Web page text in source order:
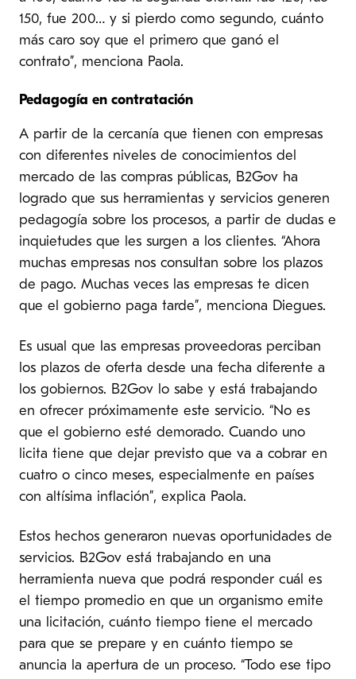
150, fue 200… y si pierdo como segundo, cuánto
más caro soy que el primero que ganó el
contrato”, menciona Paola.
Pedagogía en contratación
A partir de la cercanía que tienen con empresas
con diferentes niveles de conocimientos del
mercado de las compras públicas, B2Gov ha
logrado que sus herramientas y servicios generen
pedagogía sobre los procesos, a partir de dudas e
inquietudes que les surgen a los clientes. “Ahora
muchas empresas nos consultan sobre los plazos
de pago. Muchas veces las empresas te dicen
que el gobierno paga tarde”, menciona Diegues.
Es usual que las empresas proveedoras perciban
los plazos de oferta desde una fecha diferente a
los gobiernos. B2Gov lo sabe y está trabajando
en ofrecer próximamente este servicio. “No es
que el gobierno esté demorado. Cuando uno
licita tiene que dejar previsto que va a cobrar en
cuatro o cinco meses, especialmente en países
con altísima inflación”, explica Paola.
Estos hechos generaron nuevas oportunidades de
servicios. B2Gov está trabajando en una
herramienta nueva que podrá responder cuál es
el tiempo promedio en que un organismo emite
una licitación, cuánto tiempo tiene el mercado
para que se prepare y en cuánto tiempo se
anuncia la apertura de un proceso. “Todo ese tipo